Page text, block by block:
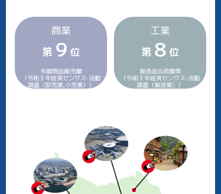
商業
第 9 位
年間商品販売額
（令和３年経済センサス-活動
調査（卸売業,小売業））
工業
第 8 位
製造品出荷額等
（令和３年経済センサス-活動
調査（製造業））